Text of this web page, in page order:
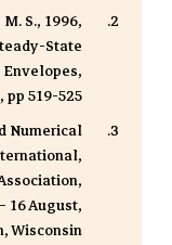
S., 1996,
State
519-525
Numerical
16 August,
Wisconsin